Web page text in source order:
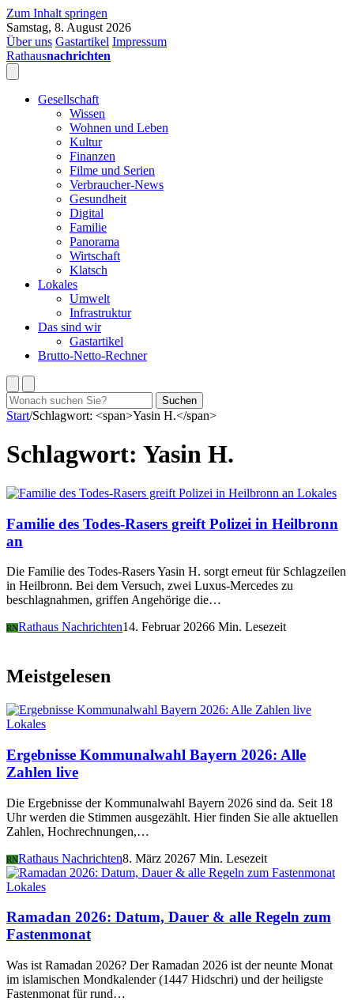
Zum Inhalt springen
Samstag, 8. August 2026
Über uns Gastartikel Impressum
Rathausnachrichten
Gesellschaft
Wissen
Wohnen und Leben
Kultur
Finanzen
Filme und Serien
Verbraucher-News
Gesundheit
Digital
Familie
Panorama
Wirtschaft
Klatsch
Lokales
Umwelt
Infrastruktur
Das sind wir
Gastartikel
Brutto-Netto-Rechner
Suchen
nach:
Suchen
Start/Schlagwort: <span>Yasin H.</span>
Schlagwort: Yasin H.
Lokales
Familie des Todes-Rasers greift Polizei in Heilbronn
an
Die Familie des Todes-Rasers Yasin H. sorgt erneut für Schlagzeilen
in Heilbronn. Bei dem Versuch, zwei Luxus-Mercedes zu
beschlagnahmen, griffen Angehörige die…
RNRathaus Nachrichten14. Februar 20266 Min. Lesezeit
Meistgelesen
Lokales
Ergebnisse Kommunalwahl Bayern 2026: Alle
Zahlen live
Die Ergebnisse der Kommunalwahl Bayern 2026 sind da. Seit 18
Uhr werden die Stimmen ausgezählt. Hier finden Sie alle aktuellen
Zahlen, Hochrechnungen,…
RNRathaus Nachrichten8. März 20267 Min. Lesezeit
Lokales
Ramadan 2026: Datum, Dauer & alle Regeln zum
Fastenmonat
Was ist Ramadan 2026? Der Ramadan 2026 ist der neunte Monat
im islamischen Mondkalender (1447 Hidschri) und der heiligste
Fastenmonat für rund…